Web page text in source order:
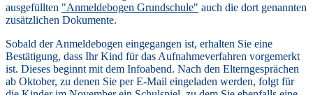
ausgefüllten "Anmeldebogen Grundschule" auch die dort genannten
zusätzlichen Dokumente.
Sobald der Anmeldebogen eingegangen ist, erhalten Sie eine
Bestätigung, dass Ihr Kind für das Aufnahmeverfahren vorgemerkt
ist. Dieses beginnt mit dem Infoabend. Nach den Elterngesprächen
ab Oktober, zu denen Sie per E-Mail eingeladen werden, folgt für